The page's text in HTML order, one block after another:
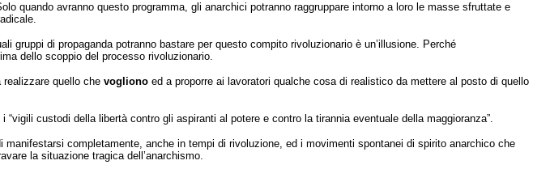
quando avranno questo programma, gli anarchici potranno raggruppare intorno a loro le masse sfruttate e
gruppi di propaganda potranno bastare per questo compito rivoluzionario è un’illusione. Perché
dello scoppio del processo rivoluzionario.
quello che vogliono ed a proporre ai lavoratori qualche cosa di realistico da mettere al posto di quello
custodi della libertà contro gli aspiranti al potere e contro la tirannia eventuale della maggioranza”.
completamente, anche in tempi di rivoluzione, ed i movimenti spontanei di spirito anarchico che
la situazione tragica dell’anarchismo.